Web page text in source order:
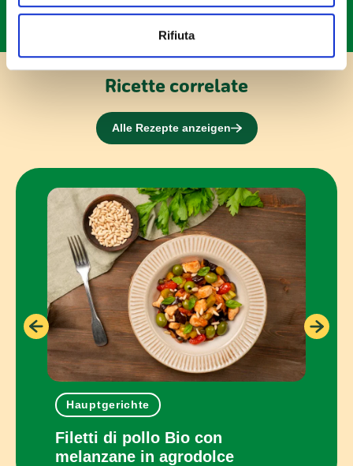
annunci, per fornire funzionalità dei social media e per
analizzare il nostro traffico. Condividiamo inoltre
informazioni sul modo in cui utilizzi il nostro sito con i
pubblicità e social media, i quali potrebbero combinarle
con altre informazioni che hai fornito loro o che hanno
Rifiuta
Ricette correlate
Alle Rezepte anzeigen
Hauptgerichte
Filetti di pollo Bio con
melanzane in agrodolce